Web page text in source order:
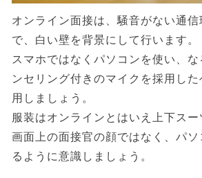
オンライン面接は、騒音がない通
で、白い壁を背景にして行います。
スマホではなくパソコンを使い、
ンセリング付きのマイクを採用した
用しましょう。
服装はオンラインとはいえ上下スー
画面上の面接官の顔ではなく、パ
るように意識しましょう。